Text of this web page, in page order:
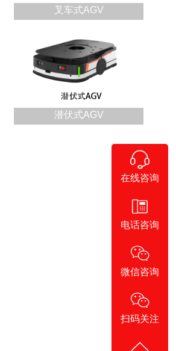
叉车式AGV
潜伏式AGV
在线咨询
电话咨询
微信咨询
扫码关注